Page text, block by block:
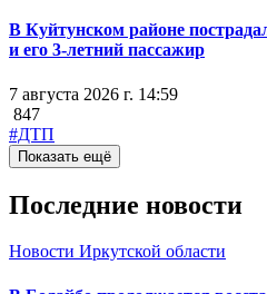
В Куйтунском районе
и его 3-летний пассажир
7 августа 2026 г. 14:59
847
#ДТП
Показать ещё
Последние новости
Новости Иркутской области